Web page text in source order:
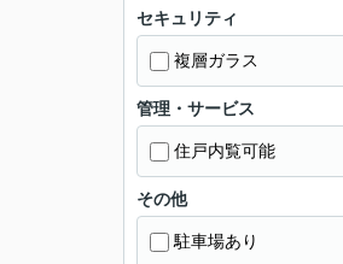
セキュリティ
複層ガラス
管理・サービス
住戸内覧可能
その他
駐車場あり